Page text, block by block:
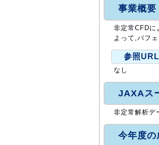
事業概要
非定常CFDに
よって,バフ
参照URL
なし
JAXAス
非定常解析デ
今年度の